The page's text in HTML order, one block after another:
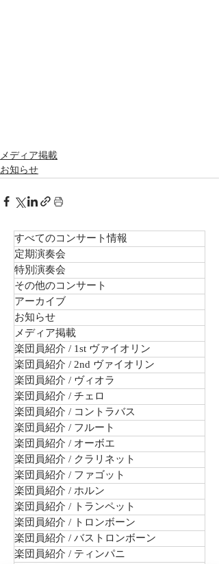
メディア掲載
お知らせ
すべてのコンサート情報
定期演奏会
特別演奏会
その他のコンサート
アーカイブ
お知らせ
メディア掲載
楽団員紹介 / 1st ヴァイオリン
楽団員紹介 / 2nd ヴァイオリン
楽団員紹介 / ヴィオラ
楽団員紹介 / チェロ
楽団員紹介 / コントラバス
楽団員紹介 / フルート
楽団員紹介 / オーボエ
楽団員紹介 / クラリネット
楽団員紹介 / ファゴット
楽団員紹介 / ホルン
楽団員紹介 / トランペット
楽団員紹介 / トロンボーン
楽団員紹介 / バストロンボーン
楽団員紹介 / ティンパニ